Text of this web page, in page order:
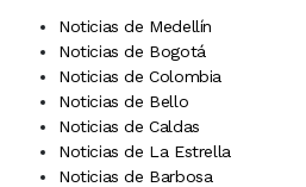
Noticias de Medellín
Noticias de Bogotá
Noticias de Colombia
Noticias de Bello
Noticias de Caldas
Noticias de La Estrella
Noticias de Barbosa